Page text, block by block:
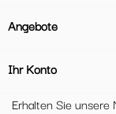
Angebote
Ihr Konto
Erhalten Sie